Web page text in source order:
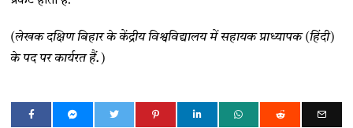
(लेखक दक्षिण बिहार के केंद्रीय विश्वविद्यालय में सहायक प्राध्यापक (हिंदी)
के पद पर कार्यरत हैं.)